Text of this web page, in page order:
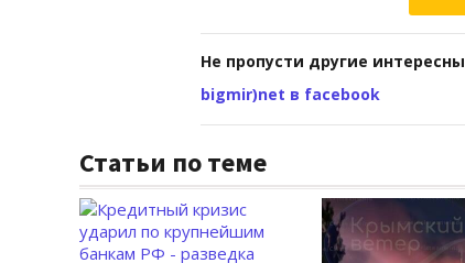
Не пропусти другие
bigmir)net в facebook
Статьи по теме